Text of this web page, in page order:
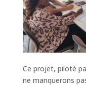
Ce projet, piloté
ne manquerons